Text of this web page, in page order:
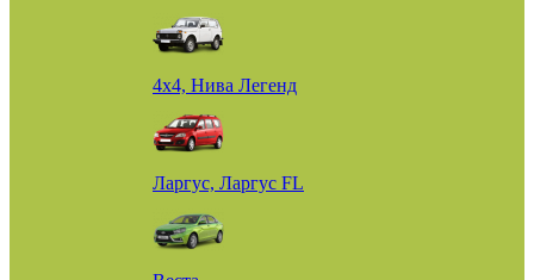
4х4, Нива Легенд
Ларгус, Ларгус FL